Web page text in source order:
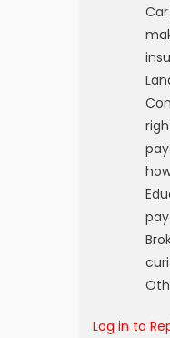
Log in to